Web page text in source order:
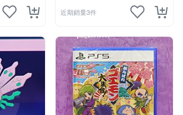
近期銷量3件